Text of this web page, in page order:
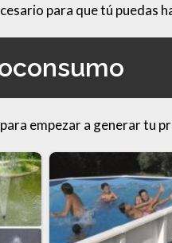
para que tú puedas
empezar a generar tu